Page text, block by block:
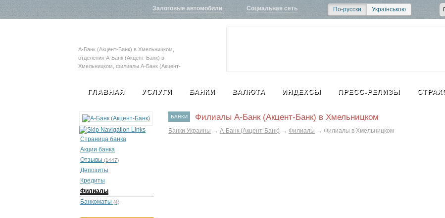
Залоговые автомобили Социальная сеть По-русски Українською
А-Банк (Акцент-Банк) в Хмельницком,
отделения А-Банк (Акцент-Банк) в
Хмельницком, филиалы А-Банк (Акцент-
Банк (Акцент-Банк) в Хмельницком
ГЛАВНАЯ УСЛУГИ БАНКИ ВАЛЮТА ИНДЕКСЫ ПРЕСС-РЕЛИЗЫ
Страница банка
Акции банка
Отзывы (1447)
Депозиты
Кредиты
Филиалы
Банкоматы (4)
БАНКИ Филиалы А-Банк (Акцент-Банк) в Хмельницком
Банки Украины → А-Банк (Акцент-Банк) → Филиалы → Филиалы в Хмельницком